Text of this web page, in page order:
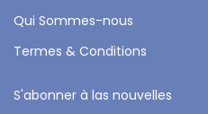
Qui Sommes-nous
Termes & Conditions
S'abonner à las nouvelles